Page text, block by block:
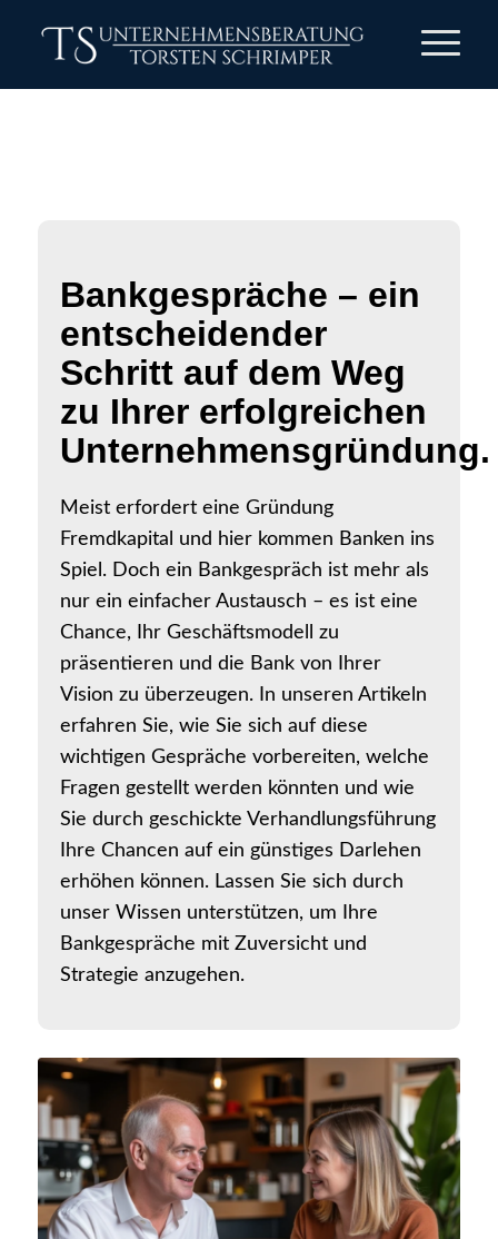
Bankgespräche – ein
entscheidender
Schritt auf dem Weg
zu Ihrer erfolgreichen
Unternehmensgründung.
Meist erfordert eine Gründung
Fremdkapital und hier kommen Banken ins
Spiel. Doch ein Bankgespräch ist mehr als
nur ein einfacher Austausch – es ist eine
Chance, Ihr Geschäftsmodell zu
präsentieren und die Bank von Ihrer
Vision zu überzeugen. In unseren Artikeln
erfahren Sie, wie Sie sich auf diese
wichtigen Gespräche vorbereiten, welche
Fragen gestellt werden könnten und wie
Sie durch geschickte Verhandlungsführung
Ihre Chancen auf ein günstiges Darlehen
erhöhen können. Lassen Sie sich durch
unser Wissen unterstützen, um Ihre
Bankgespräche mit Zuversicht und
Strategie anzugehen.